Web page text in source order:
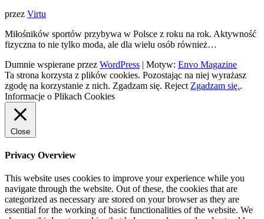
przez Virtu
Miłośników sportów przybywa w Polsce z roku na rok. Aktywność
fizyczna to nie tylko moda, ale dla wielu osób również…
Dumnie wspierane przez WordPress | Motyw: Envo Magazine
Ta strona korzysta z plików cookies. Pozostając na niej wyrażasz
zgodę na korzystanie z nich. Zgadzam się. Reject Zgadzam się..
Informacje o Plikach Cookies
Close
Privacy Overview
This website uses cookies to improve your experience while you
navigate through the website. Out of these, the cookies that are
categorized as necessary are stored on your browser as they are
essential for the working of basic functionalities of the website. We